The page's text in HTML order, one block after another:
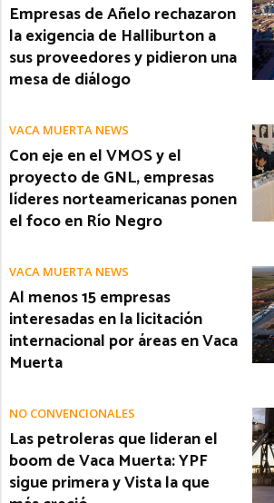
Empresas de Añelo rechazaron
la exigencia de Halliburton a
sus proveedores y pidieron una
mesa de diálogo
VACA MUERTA NEWS
Con eje en el VMOS y el
proyecto de GNL, empresas
líderes norteamericanas ponen
el foco en Río Negro
VACA MUERTA NEWS
Al menos 15 empresas
interesadas en la licitación
internacional por áreas en Vaca
Muerta
NO CONVENCIONALES
Las petroleras que lideran el
boom de Vaca Muerta: YPF
sigue primera y Vista la que